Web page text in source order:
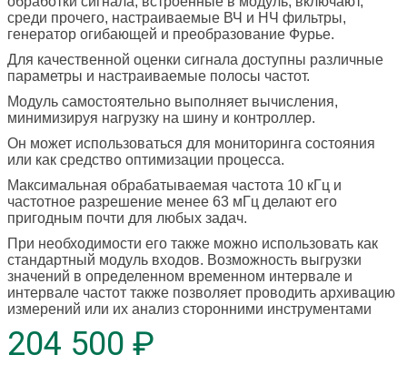
среди прочего, настраиваемые ВЧ и НЧ фильтры,
генератор огибающей и преобразование Фурье.
Для качественной оценки сигнала доступны различные
параметры и настраиваемые полосы частот.
Модуль самостоятельно выполняет вычисления,
минимизируя нагрузку на шину и контроллер.
Он может использоваться для мониторинга состояния
или как средство оптимизации процесса.
Максимальная обрабатываемая частота 10 кГц и
частотное разрешение менее 63 мГц делают его
пригодным почти для любых задач.
При необходимости его также можно использовать как
стандартный модуль входов. Возможность выгрузки
значений в определенном временном интервале и
интервале частот также позволяет проводить архивацию
измерений или их анализ сторонними инструментами
204 500 ₽